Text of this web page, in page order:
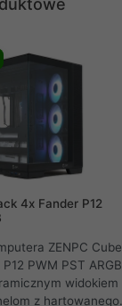
4x Fander P12
ZENPC Cube
PWM PST ARGB
widokiem
z hartowanego